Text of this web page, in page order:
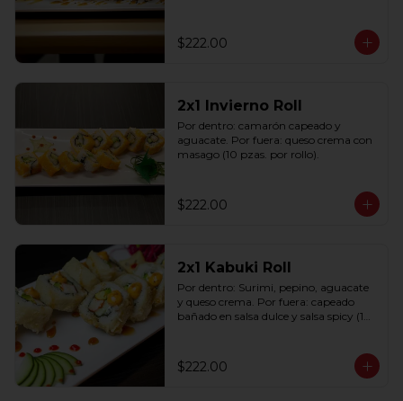
$222.00
2x1 Invierno Roll
Por dentro: camarón capeado y
aguacate. Por fuera: queso crema con
masago (10 pzas. por rollo).
$222.00
2x1 Kabuki Roll
Por dentro: Surimi, pepino, aguacate
y queso crema. Por fuera: capeado
bañado en salsa dulce y salsa spicy (10
$222.00